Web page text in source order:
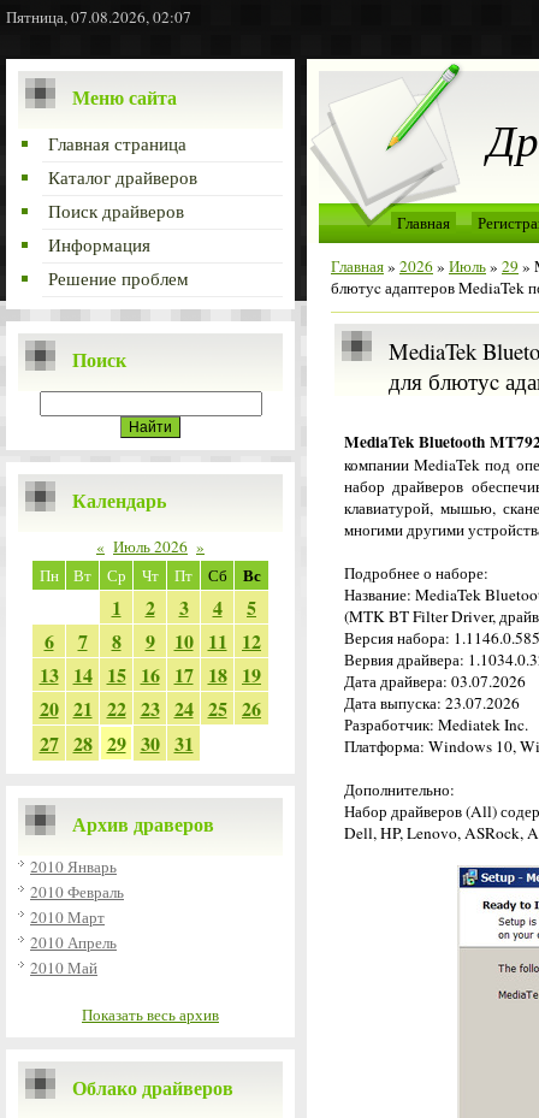
Пятница, 07.08.2026, 02:07
Меню сайта
Главная страница
Каталог драйверов
Поиск драйверов
Информация
Решение проблем
Поиск
Календарь
« Июль 2026 »
Пн
Вт Ср Чт Пт Сб Вс
1 2 3 4
5
6
7 8 9 10 11
12
13 14 15 16 17 18 19
20 21 22 23 24 25 26
27 28 29 30 31
Архив драверов
2010 Январь
2010 Февраль
2010 Март
2010 Апрель
2010 Май
Показать весь архив
Облако драйверов
Главная
Главная» 2026» Июль» 29 »
блютуc адаптеров MediaTek
MediaTek
для блютуc
MediaTek Bluetooth
компании MediaTek под
набор драйверов
клавиатурой, мышью,
многими другими
Подробнее о наборе:
Название: MediaTek
(MTK BT Filter Driver,
Версия набора:
Вервия драйвера:
Дата драйвера: 03.07.2026
Дата выпуска: 23.07.2026
Разработчик: Mediatek Inc.
Платформа: Windows 10,
Дополнительно:
Набор драйверов (All)
Dell, HP, Lenovo, ASRock,